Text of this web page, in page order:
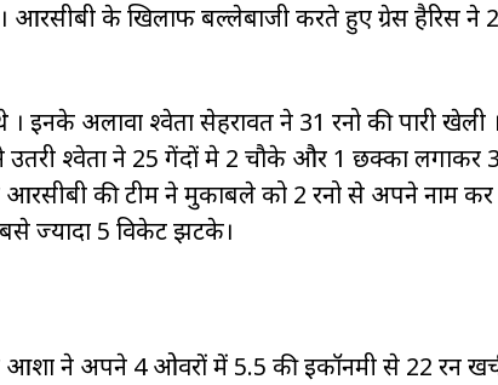
आरसीबी के खिलाफ बल्लेबाजी करते हुए ग्रेस हैरिस ने
अलावा श्वेता सेहरावत ने 31 रनो की पारी खेली
उतरी श्वेता ने 25 गेंदों मे 2 चौके और 1 छक्का लगाकर
की टीम ने मुकाबले को 2 रनो से अपने नाम कर
ज्यादा 5 विकेट झटके।
आशा ने अपने 4 ओवरों में 5.5 की इकॉनमी से 22 रन